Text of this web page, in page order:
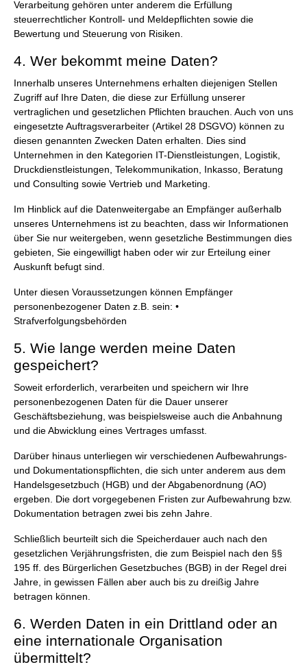
Verarbeitung gehören unter anderem die Erfüllung
steuerrechtlicher Kontroll- und Meldepflichten sowie die
Bewertung und Steuerung von Risiken.
4. Wer bekommt meine Daten?
Innerhalb unseres Unternehmens erhalten diejenigen Stellen
Zugriff auf Ihre Daten, die diese zur Erfüllung unserer
vertraglichen und gesetzlichen Pflichten brauchen. Auch von uns
eingesetzte Auftragsverarbeiter (Artikel 28 DSGVO) können zu
diesen genannten Zwecken Daten erhalten. Dies sind
Unternehmen in den Kategorien IT-Dienstleistungen, Logistik,
Druckdienstleistungen, Telekommunikation, Inkasso, Beratung
und Consulting sowie Vertrieb und Marketing.
Im Hinblick auf die Datenweitergabe an Empfänger außerhalb
unseres Unternehmens ist zu beachten, dass wir Informationen
über Sie nur weitergeben, wenn gesetzliche Bestimmungen dies
gebieten, Sie eingewilligt haben oder wir zur Erteilung einer
Auskunft befugt sind.
Unter diesen Voraussetzungen können Empfänger
personenbezogener Daten z.B. sein: •
Strafverfolgungsbehörden
5. Wie lange werden meine Daten
gespeichert?
Soweit erforderlich, verarbeiten und speichern wir Ihre
personenbezogenen Daten für die Dauer unserer
Geschäftsbeziehung, was beispielsweise auch die Anbahnung
und die Abwicklung eines Vertrages umfasst.
Darüber hinaus unterliegen wir verschiedenen Aufbewahrungs-
und Dokumentationspflichten, die sich unter anderem aus dem
Handelsgesetzbuch (HGB) und der Abgabenordnung (AO)
ergeben. Die dort vorgegebenen Fristen zur Aufbewahrung bzw.
Dokumentation betragen zwei bis zehn Jahre.
Schließlich beurteilt sich die Speicherdauer auch nach den
gesetzlichen Verjährungsfristen, die zum Beispiel nach den §§
195 ff. des Bürgerlichen Gesetzbuches (BGB) in der Regel drei
Jahre, in gewissen Fällen aber auch bis zu dreißig Jahre
betragen können.
6. Werden Daten in ein Drittland oder an
eine internationale Organisation
übermittelt?